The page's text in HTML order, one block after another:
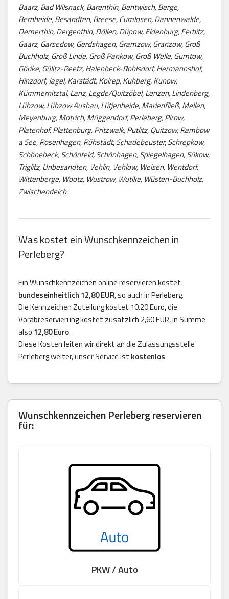
Baarz, Bad Wilsnack, Barenthin, Bentwisch, Berge,
Bernheide, Besandten, Breese, Cumlosen, Dannenwalde,
Demerthin, Dergenthin, Döllen, Düpow, Eldenburg, Ferbitz,
Gaarz, Garsedow, Gerdshagen, Gramzow, Granzow, Groß
Buchholz, Groß Linde, Groß Pankow, Groß Welle, Gumtow,
Görike, Gülitz-Reetz, Halenbeck-Rohlsdorf, Hermannshof,
Hinzdorf, Jagel, Karstädt, Kolrep, Kuhberg, Kunow,
Kümmernitztal, Lanz, Legde/Quitzöbel, Lenzen, Lindenberg,
Lübzow, Lübzow Ausbau, Lütjenheide, Marienfließ, Mellen,
Meyenburg, Motrich, Müggendorf, Perleberg, Pirow,
Platenhof, Plattenburg, Pritzwalk, Putlitz, Quitzow, Rambow
a See, Rosenhagen, Rühstädt, Schadebeuster, Schrepkow,
Schönebeck, Schönfeld, Schönhagen, Spiegelhagen, Sükow,
Triglitz, Unbesandten, Vehlin, Vehlow, Weisen, Wentdorf,
Wittenberge, Wootz, Wustrow, Wutike, Wüsten-Buchholz,
Zwischendeich
Was kostet ein Wunschkennzeichen in
Perleberg?
Ein Wunschkennzeichen online reservieren kostet
bundeseinheitlich 12,80 EUR, so auch in Perleberg.
Die Kennzeichen Zuteilung kostet 10.20 Euro, die
Vorabreservierung kostet zusätzlich 2,60 EUR, in Summe
also 12,80 Euro.
Diese Kosten leiten wir direkt an die Zulassungsstelle
Perleberg weiter, unser Service ist kostenlos.
Wunschkennzeichen Perleberg reservieren
für:
PKW / Auto